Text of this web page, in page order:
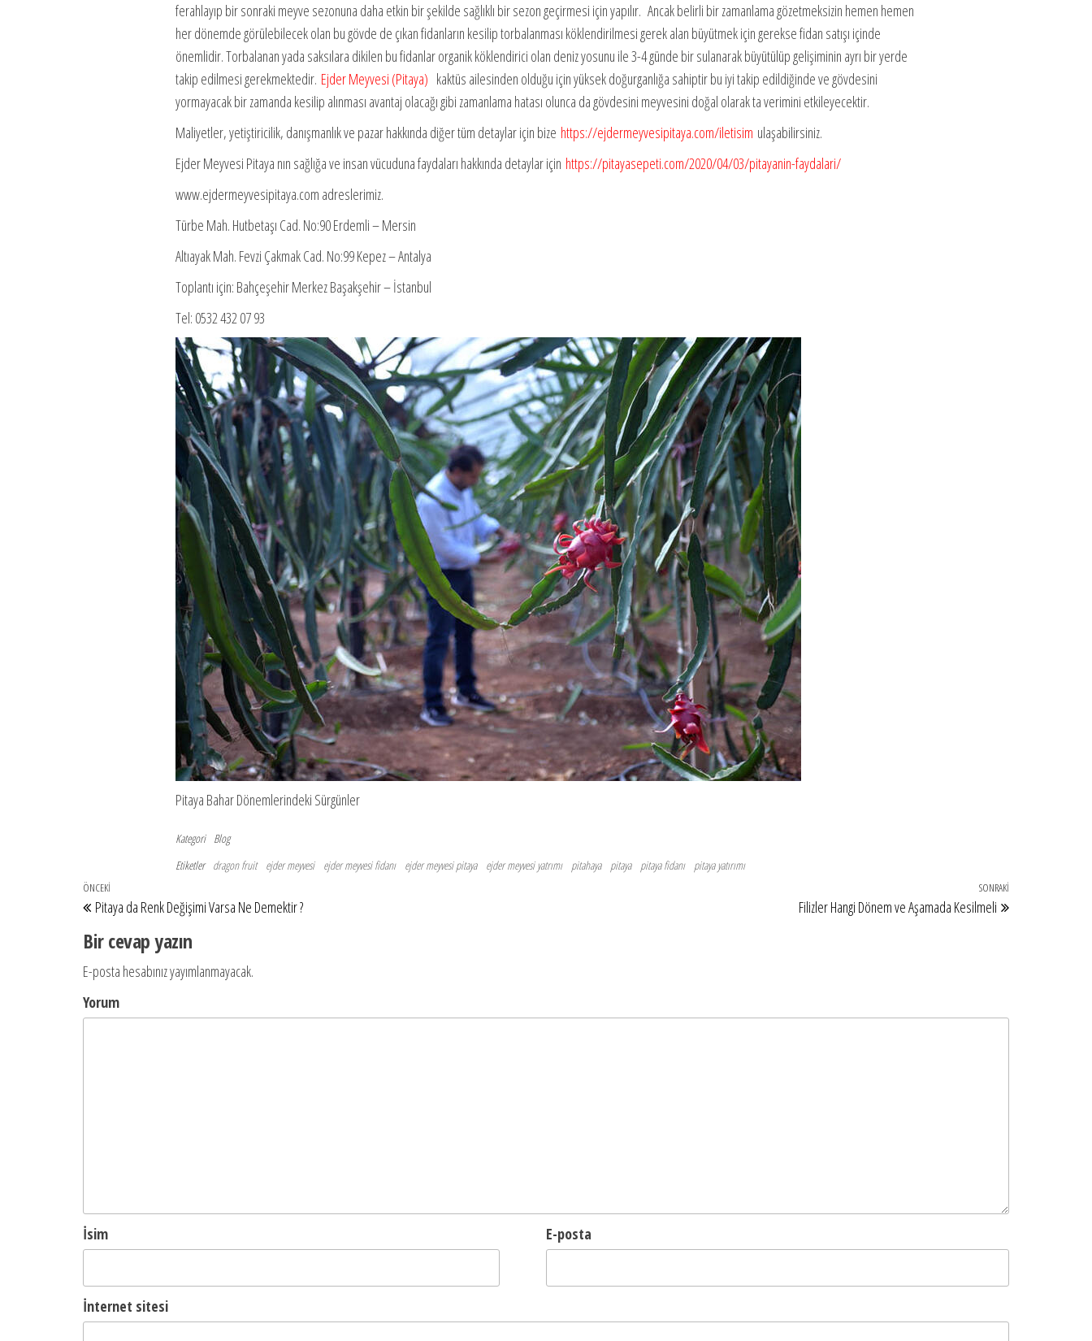
ferahlayıp bir sonraki meyve sezonuna daha etkin bir şekilde sağlıklı bir sezon geçirmesi için yapılır. Ancak belirli bir zamanlama gözetmeksizin hemen hemen
her dönemde görülebilecek olan bu gövde de çıkan fidanların kesilip torbalanması köklendirilmesi gerek alan büyütmek için gerekse fidan satışı içinde
önemlidir. Torbalanan yada saksılara dikilen bu fidanlar organik köklendirici olan deniz yosunu ile 3-4 günde bir sulanarak büyütülüp gelişiminin ayrı bir yerde
takip edilmesi gerekmektedir. Ejder Meyvesi (Pitaya) kaktüs ailesinden olduğu için yüksek doğurganlığa sahiptir bu iyi takip edildiğinde ve gövdesini
yormayacak bir zamanda kesilip alınması avantaj olacağı gibi zamanlama hatası olunca da gövdesini meyvesini doğal olarak ta verimini etkileyecektir.
Maliyetler, yetiştiricilik, danışmanlık ve pazar hakkında diğer tüm detaylar için bize https://ejdermeyvesipitaya.com/iletisim ulaşabilirsiniz.
Ejder Meyvesi Pitaya nın sağlığa ve insan vücuduna faydaları hakkında detaylar için https://pitayasepeti.com/2020/04/03/pitayanin-faydalari/
www.ejdermeyvesipitaya.com adreslerimiz.
Türbe Mah. Hutbetaşı Cad. No:90 Erdemli – Mersin
Altıayak Mah. Fevzi Çakmak Cad. No:99 Kepez – Antalya
Toplantı için: Bahçeşehir Merkez Başakşehir – İstanbul
Tel: 0532 432 07 93
Pitaya Bahar Dönemlerindeki Sürgünler
Kategori Blog
Etiketler dragon fruit ejder meyvesi ejder meyvesi fidanı ejder meyvesi pitaya ejder meyvesi yatrımı pitahaya pitaya pitaya fidanı pitaya yatırımı
Yazı
dolaşımı
Önceki
Yazı
ÖNCEKI
Pitaya da Renk Değişimi Varsa Ne Demektir ?
Yazı
SONRAKI
Filizler Hangi Dönem ve Aşamada Kesilmeli
Bir cevap yazın
E-posta hesabınız yayımlanmayacak.
Yorum
İsim E-posta
İnternet sitesi